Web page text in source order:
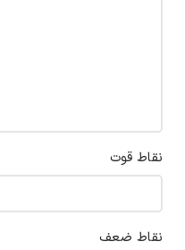
نقاط قوت
نقاط ضعف